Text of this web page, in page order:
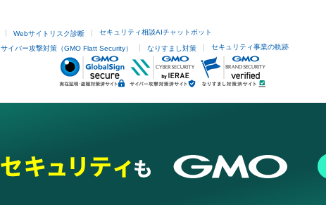
Webサイトリスク診断 セキュリティ相談AIチャットボット
サイバー攻撃対策（GMO Flatt Security） なりすまし対策 セキュリティ事業の軌跡